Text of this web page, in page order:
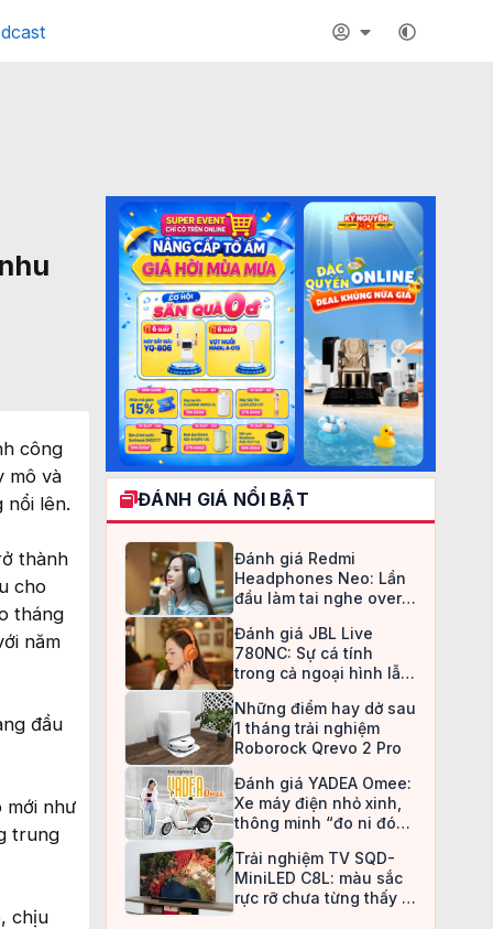
công
mô và
nổi lên.
thành
cho
tháng
năm
đầu
mới như
trung
chịu
ĐÁNH GIÁ NỔI BẬT
Đánh giá Redmi
Headphones Neo: Lần
đầu làm tai nghe over-
an toàn
Đánh giá JBL Live
780NC: Sự cá tính
trong cả ngoại hình lẫn
Những điểm hay dở sau
1 tháng trải nghiệm
Roborock Qrevo 2 Pro
Đánh giá YADEA Omee:
Xe máy điện nhỏ xinh,
thông minh “đo ni đóng
Trải nghiệm TV SQD-
MiniLED C8L: màu sắc
rực rỡ chưa từng thấy ở